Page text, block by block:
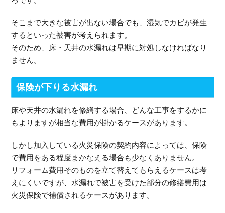
そこまで大きな被害が出ない場合でも、湿気でカビが発生
するといった被害が考えられます。
そのため、床・天井の水漏れは早期に対処しなければなり
ません。
保険が下りる水漏れ
床や天井の水漏れを修繕する場合、どんな工事をするかに
もよりますが相当な費用が掛かるケースがあります。
しかし加入している火災保険の契約内容によっては、保険
で費用をある程度まかなえる場合も少なくありません。
リフォーム費用そのものを立て替えてもらえるケースは考
えにくいですが、水漏れで被害を受けた部分の修繕費用は
火災保険で補償されるケースがあります。